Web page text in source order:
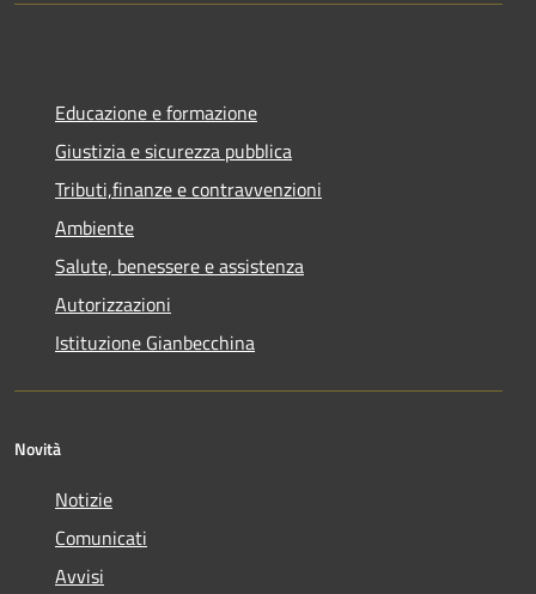
Educazione e formazione
Giustizia e sicurezza pubblica
Tributi,finanze e contravvenzioni
Ambiente
Salute, benessere e assistenza
Autorizzazioni
Istituzione Gianbecchina
Novità
Notizie
Comunicati
Avvisi